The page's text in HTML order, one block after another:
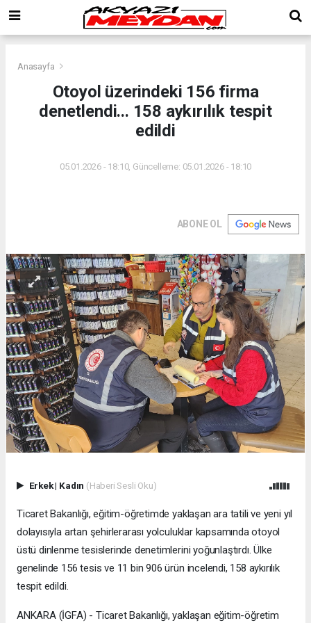
Anasayfa
Otoyol üzerindeki 156 firma
denetlendi... 158 aykırılık tespit
edildi
05.01.2026 - 18:10, Güncelleme: 05.01.2026 - 18:10
ABONE OL
Erkek| Kadın (Haberi Sesli Oku)
Ticaret Bakanlığı, eğitim-öğretimde yaklaşan ara tatili ve yeni yıl
dolayısıyla artan şehirlerarası yolculuklar kapsamında otoyol
üstü dinlenme tesislerinde denetimlerini yoğunlaştırdı. Ülke
genelinde 156 tesis ve 11 bin 906 ürün incelendi, 158 aykırılık
tespit edildi.
ANKARA (İGFA) - Ticaret Bakanlığı, yaklaşan eğitim-öğretim